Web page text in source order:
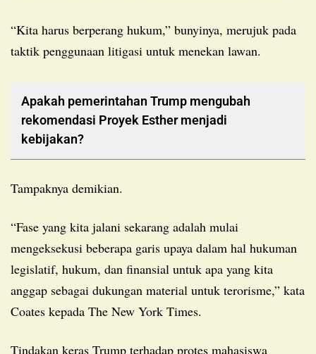
“Kita harus berperang hukum,” bunyinya, merujuk pada
taktik penggunaan litigasi untuk menekan lawan.
Apakah pemerintahan Trump mengubah
rekomendasi Proyek Esther menjadi
kebijakan?
Tampaknya demikian.
“Fase yang kita jalani sekarang adalah mulai
mengeksekusi beberapa garis upaya dalam hal hukuman
legislatif, hukum, dan finansial untuk apa yang kita
anggap sebagai dukungan material untuk terorisme,” kata
Coates kepada The New York Times.
Tindakan keras Trump terhadap protes mahasiswa